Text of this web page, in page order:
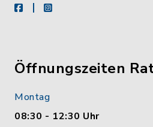
facebookinstagram
Öffnungszeiten
Montag
08:30 - 12:30 Uhr